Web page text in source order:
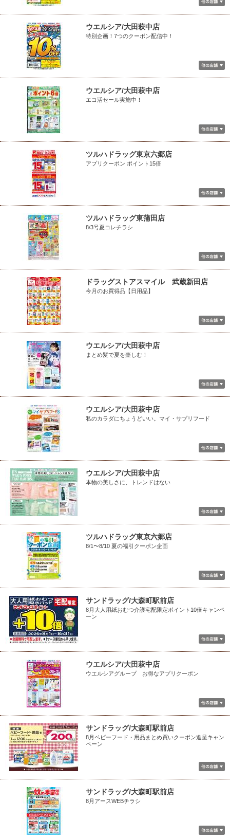
ウエルシア/大田萩中店
特別企画！7つのクーポン配信中！
ウエルシア/大田萩中店
エコ活セール実施中！
ツルハドラッグ東京六郷店
アプリクーポン ポイント15倍
ツルハドラッグ東蒲田店
8/3号夏コレチラシ
ドラッグストアスマイル 武蔵新田店
今月のお買得品【日用品】
ウエルシア/大田萩中店
まとめ髪で夏を楽しむ！
ウエルシア/大田萩中店
私のカラダにちょうどいい。マイ・サプリフード
ウエルシア/大田萩中店
本物の美しさに、トレンドはない
ツルハドラッグ東京六郷店
8/1〜8/10 夏の福引クーポン企画
サンドラッグ/大森町駅前店
8月大人用紙おむつ介護宅配限定ポイント10倍キャンペ
ーン
ウエルシア/大田萩中店
ウエルシアグループ お得なアプリクーポン
サンドラッグ/大森町駅前店
8月ベビーフード・用品まとめ買いクーポン進呈キャン
ペーン
サンドラッグ/大森町駅前店
8月アースWEBチラシ